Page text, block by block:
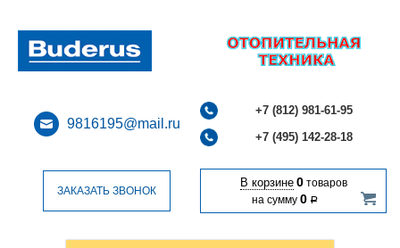
9816195@mail.ru
+7 (812) 981-61-95
+7 (495) 142-28-18
ЗАКАЗАТЬ ЗВОНОК
В корзине 0товаров
на сумму 0 Р